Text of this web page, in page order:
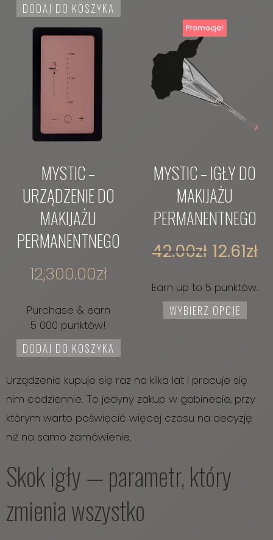
DODAJ DO KOSZYKA
MYSTIC –
URZĄDZENIE DO
MAKIJAŻU
PERMANENTNEGO
12,300.00zł
Purchase & earn
5 000 punktów!
DODAJ DO KOSZYKA
Promocja!
MYSTIC – IGŁY DO
MAKIJAŻU
PERMANENTNEGO
42.00zł 12.61zł
Earn up to 5 punktów.
WYBIERZ OPCJE
Urządzenie kupuje się raz na kilka lat i pracuje się
nim codziennie. To jedyny zakup w gabinecie, przy
którym warto poświęcić więcej czasu na decyzję
niż na samo zamówienie.
Skok igły — parametr, który
zmienia wszystko